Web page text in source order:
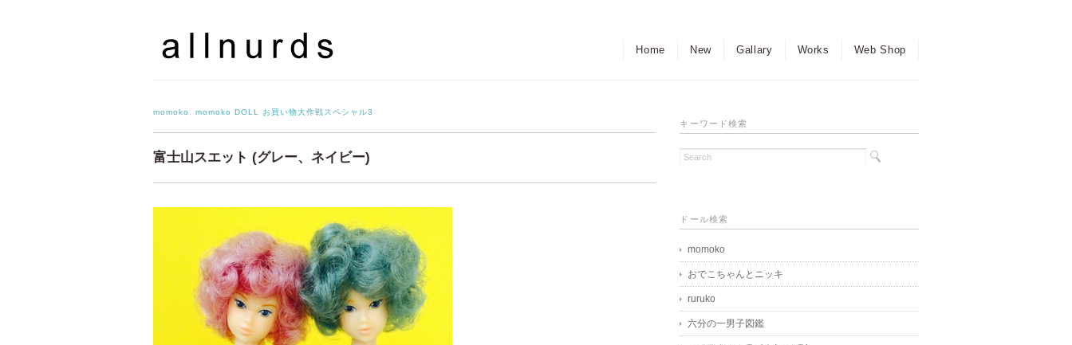
Home New Gallary Works Web Shop
momoko momoko DOLL お買い物大作戦スペシャル3
富士山スエット (グレー、ネイビー)
キーワード検索
ドール検索
momoko
おでこちゃんとニッキ
ruruko
六分の一男子図鑑